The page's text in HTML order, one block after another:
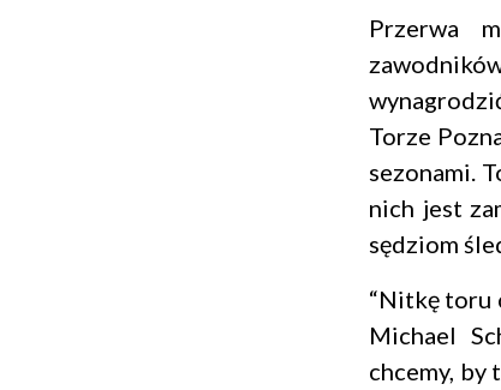
Przerwa
Torze
sezonami.
nich jest
sędziom
“Nitkę toru
Michael
chcemy, by